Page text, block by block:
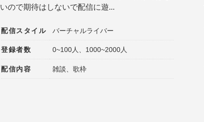
いので期待はしないで配信に遊...
配信スタイル バーチャルライバー
登録者数 0~100人、1000~2000人
配信内容 雑談、歌枠